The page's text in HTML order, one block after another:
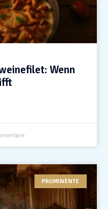
Wenn
PROMINENTE